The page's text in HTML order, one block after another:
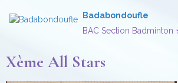
Badabondoufle
BAC Section Badminton
Xème All Stars